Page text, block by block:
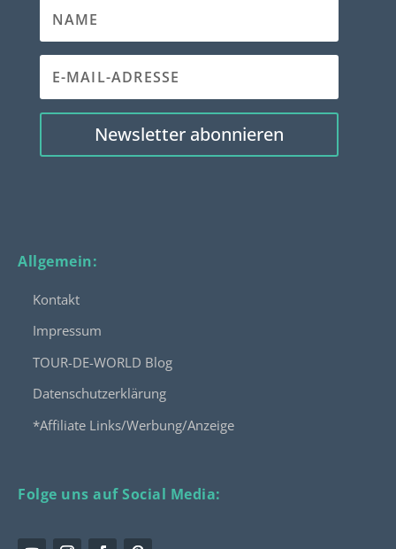
Newsletter abonnieren
Allgemein:
Kontakt
Impressum
TOUR-DE-WORLD Blog
Datenschutzerklärung
*Affiliate Links/Werbung/Anzeige
Folge uns auf Social Media: